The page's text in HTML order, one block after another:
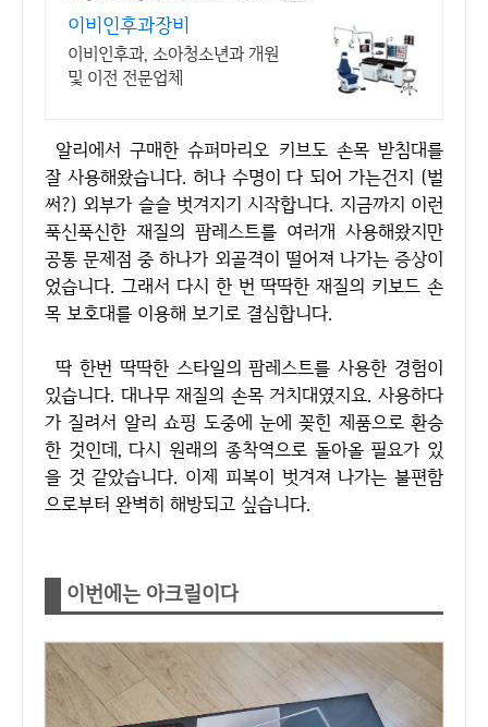
이비인후과장비
이비인후과, 소아청소년과 개원
및 이전 전문업체
알리에서 구매한 슈퍼마리오 키브도 손목 받침대를
잘 사용해왔습니다. 허나 수명이 다 되어 가는건지 (벌
써?) 외부가 슬슬 벗겨지기 시작합니다. 지금까지 이런
푹신푹신한 재질의 팜레스트를 여러개 사용해왔지만
공통 문제점 중 하나가 외골격이 떨어져 나가는 증상이
었습니다. 그래서 다시 한 번 딱딱한 재질의 키보드 손
목 보호대를 이용해 보기로 결심합니다.
딱 한번 딱딱한 스타일의 팜레스트를 사용한 경험이
있습니다. 대나무 재질의 손목 거치대였지요. 사용하다
가 질려서 알리 쇼핑 도중에 눈에 꽂힌 제품으로 환승
한 것인데, 다시 원래의 종착역으로 돌아올 필요가 있
을 것 같았습니다. 이제 피복이 벗겨져 나가는 불편함
으로부터 완벽히 해방되고 싶습니다.
이번에는 아크릴이다